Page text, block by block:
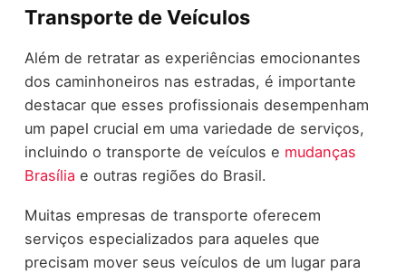
Transporte de Veículos
Além de retratar as experiências emocionantes
dos caminhoneiros nas estradas, é importante
destacar que esses profissionais desempenham
um papel crucial em uma variedade de serviços,
incluindo o transporte de veículos e mudanças
Brasília e outras regiões do Brasil.
Muitas empresas de transporte oferecem
serviços especializados para aqueles que
precisam mover seus veículos de um lugar para